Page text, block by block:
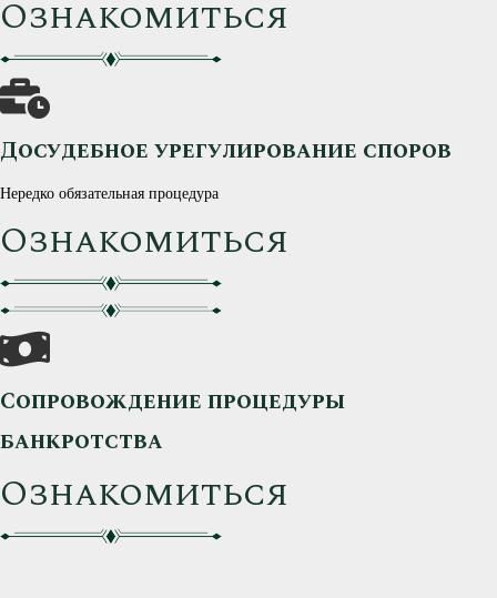
Ознакомиться
Досудебное урегулирование споров
Нередко обязательная процедура
Ознакомиться
Сопровождение процедуры
банкротства
Ознакомиться